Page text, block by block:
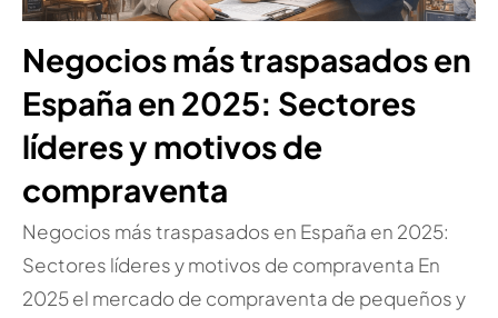
Negocios más traspasados en
España en 2025: Sectores
líderes y motivos de
compraventa
Negocios más traspasados en España en 2025:
Sectores líderes y motivos de compraventa En
2025 el mercado de compraventa de pequeños y